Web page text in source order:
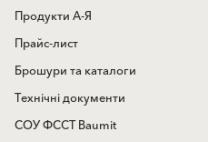
Продукти А-Я
Прайс-лист
Брошури та каталоги
Технічні документи
СОУ ФССТ Baumit